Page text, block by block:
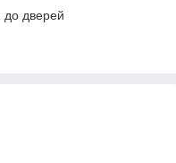
до дверей